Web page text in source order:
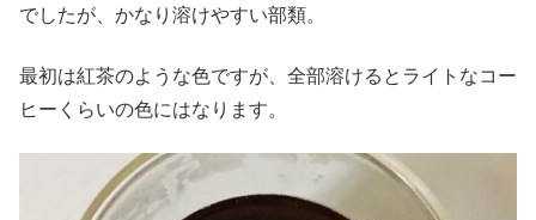
でしたが、かなり溶けやすい部類。
最初は紅茶のような色ですが、全部溶けるとライトなコー
ヒーくらいの色にはなります。